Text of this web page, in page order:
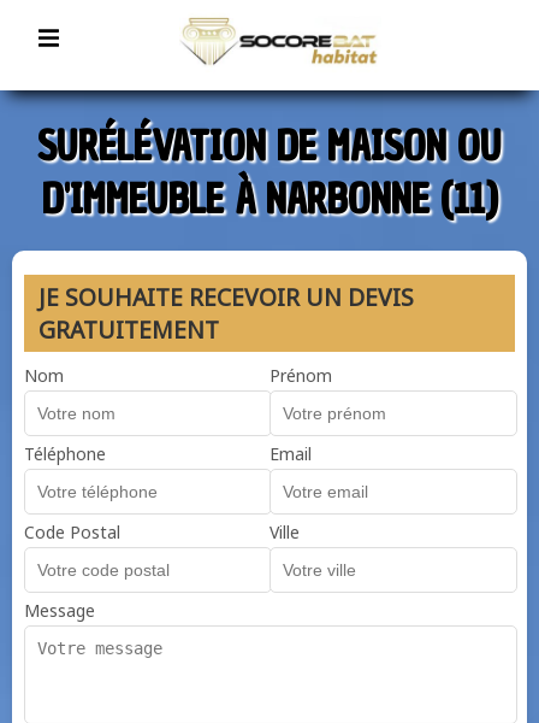
SURÉLÉVATION DE MAISON OU
D'IMMEUBLE À NARBONNE (11)
JE SOUHAITE RECEVOIR UN DEVIS
GRATUITEMENT
Nom Prénom
Téléphone Email
Code Postal Ville
Message